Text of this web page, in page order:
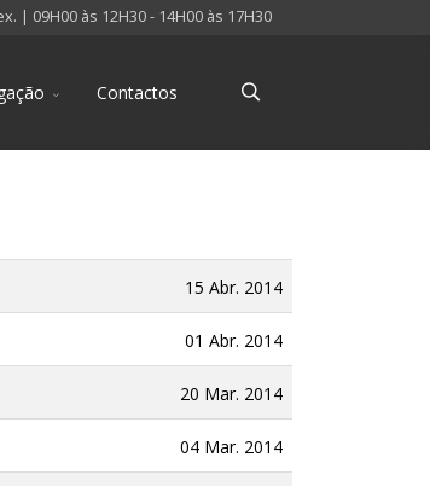
| 09H00 às 12H30 - 14H00 às 17H30
Contactos
15 Abr. 2014
01 Abr. 2014
20 Mar. 2014
04 Mar. 2014